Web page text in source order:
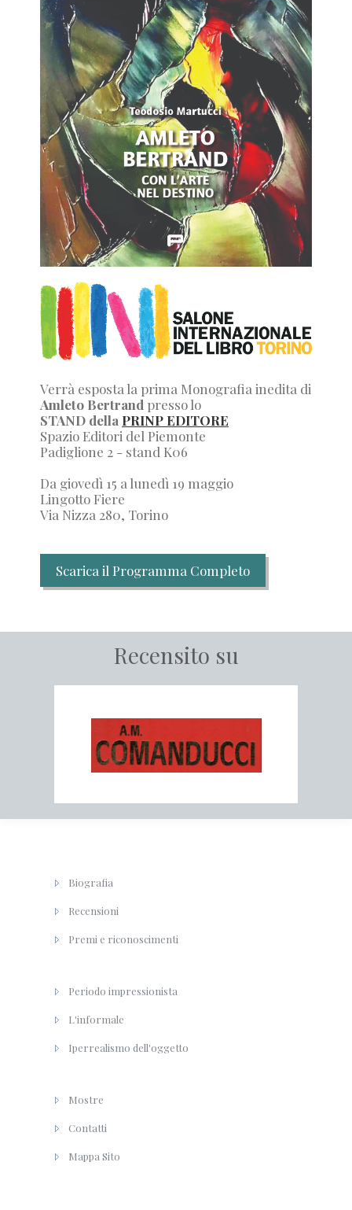
Verrà esposta la prima Monografia inedita di
Amleto Bertrand presso lo
STAND della PRINP EDITORE
Spazio Editori del Piemonte
Padiglione 2 - stand K06
Da giovedì 15 a lunedì 19 maggio
Lingotto Fiere
Via Nizza 280, Torino
Recensito su
Biografia
Recensioni
Premi e riconoscimenti
Periodo impressionista
L'informale
Iperrealismo dell'oggetto
Mostre
Contatti
Mappa Sito